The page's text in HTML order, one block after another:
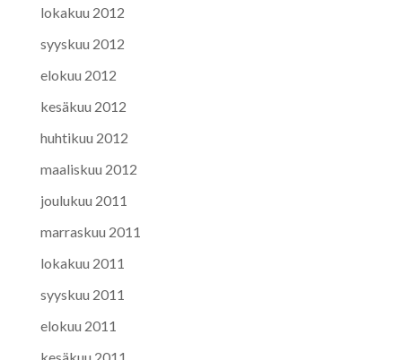
lokakuu 2012
syyskuu 2012
elokuu 2012
kesäkuu 2012
huhtikuu 2012
maaliskuu 2012
joulukuu 2011
marraskuu 2011
lokakuu 2011
syyskuu 2011
elokuu 2011